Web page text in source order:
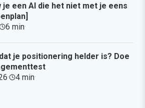
je een AI die het niet met je eens
6 min·
je positionering helder is? Doe
· 4 min·